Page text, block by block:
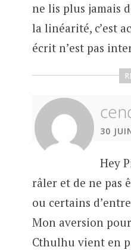
ne lis plus jamais
la linéarité, c’est
écrit n’est pas
30
Hey
râler et de ne pas
ou certains
Mon aversion
Cthulhu vient en